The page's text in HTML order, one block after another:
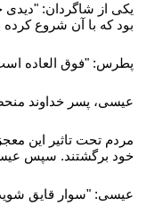
یکی از شاگردان: "دیدی
بود که با آن شروع کرده
پطرس: "فوق العاده
عیسی، پسر خداوند
مردم تحت تاثیر این
خود برگشتند. سپس
عیسی: "سوار قایق